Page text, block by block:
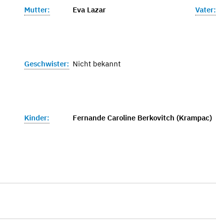
Mutter: Eva Lazar Vater:
Geschwister: Nicht bekannt
Kinder: Fernande Caroline Berkovitch (Krampac)